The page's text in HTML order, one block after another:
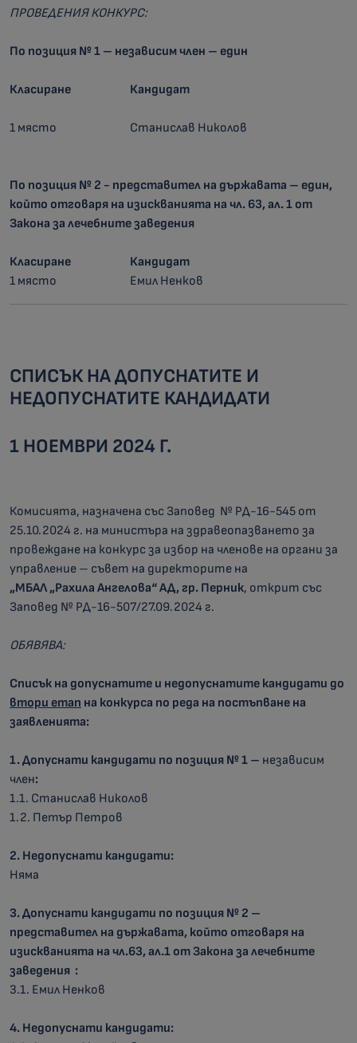
ПРОВЕДЕНИЯ КОНКУРС:
По позиция № 1 – независим член – един
Класиране Кандидат
1 място Станислав Николов
По позиция № 2 - представител на държавата – един,
който отговаря на изискванията на чл. 63, ал. 1 от
Закона за лечебните заведения
Класиране
Кандидат
1 място
Емил Ненков
СПИСЪК НА ДОПУСНАТИТЕ И
НЕДОПУСНАТИТЕ КАНДИДАТИ
1 НОЕМВРИ 2024 Г.
Комисията, назначена със Заповед № РД-16-545 от
25.10.2024 г. на министъра на здравеопазването за
провеждане на конкурс за избор на членове на органи за
управление – съвет на директорите на
„МБАЛ „Рахила Ангелова“ АД, гр. Перник, открит със
Заповед № РД-16-507/27.09.2024 г.
ОБЯВЯВА:
Списък на допуснатите и недопуснатите кандидати до
втори етап на конкурса по реда на постъпване на
заявленията:
1. Допуснати кандидати по позиция № 1 – независим
член:
1.1. Станислав Николов
1.2. Петър Петров
2. Недопуснати кандидати:
Няма
3. Допуснати кандидати по позиция № 2 –
представител на държавата, който отговаря на
изискванията на чл.63, ал.1 от Закона за лечебните
заведения :
3.1. Емил Ненков
4. Недопуснати кандидати: